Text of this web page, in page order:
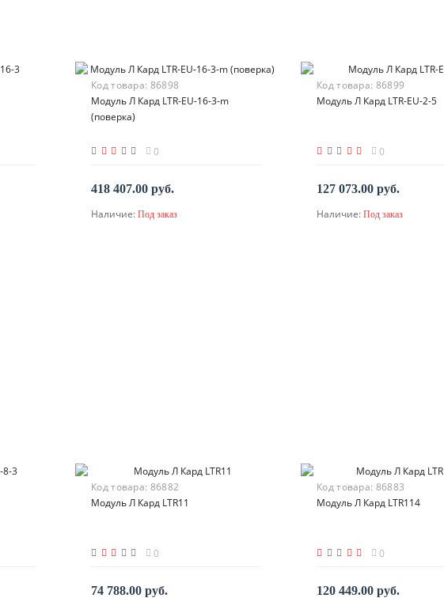
Код товара: 86898
Модуль Л Кард LTR-EU-16-3-m
(поверка)
0
418 407.00 руб.
По запросу
Наличие: Под заказ
Код товара: 86899
Модуль Л Кард LTR-EU-2-5
0
127 073.00 руб.
По запросу
Наличие: Под заказ
Код товара: 86882
Модуль Л Кард LTR11
0
74 788.00 руб.
Код товара: 86883
Модуль Л Кард LTR114
0
120 449.00 руб.